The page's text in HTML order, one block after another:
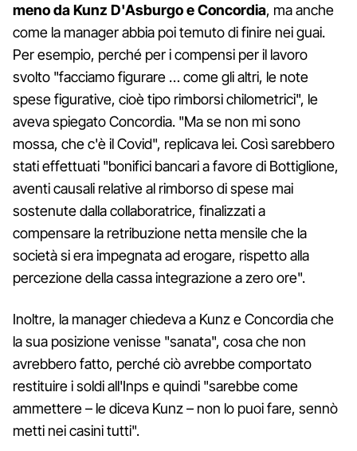
meno da Kunz D'Asburgo e Concordia, ma anche
come la manager abbia poi temuto di finire nei guai.
Per esempio, perché per i compensi per il lavoro
svolto "facciamo figurare … come gli altri, le note
spese figurative, cioè tipo rimborsi chilometrici", le
aveva spiegato Concordia. "Ma se non mi sono
mossa, che c'è il Covid", replicava lei. Così sarebbero
stati effettuati "bonifici bancari a favore di Bottiglione,
aventi causali relative al rimborso di spese mai
sostenute dalla collaboratrice, finalizzati a
compensare la retribuzione netta mensile che la
società si era impegnata ad erogare, rispetto alla
percezione della cassa integrazione a zero ore".
Inoltre, la manager chiedeva a Kunz e Concordia che
la sua posizione venisse "sanata", cosa che non
avrebbero fatto, perché ciò avrebbe comportato
restituire i soldi all'Inps e quindi "sarebbe come
ammettere – le diceva Kunz – non lo puoi fare, sennò
metti nei casini tutti".